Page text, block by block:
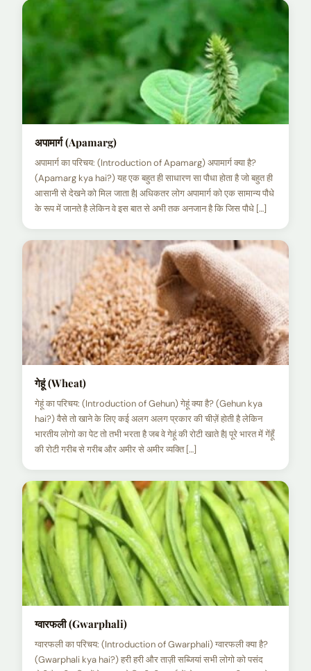
अपामार्ग (Apamarg)
अपामार्ग का परिचय: (Introduction of Apamarg) अपामार्ग क्या है?
(Apamarg kya hai?) यह एक बहुत ही साधारण सा पौधा होता है जो बहुत ही
आसानी से देखने को मिल जाता है| अधिकतर लोग अपामार्ग को एक सामान्य पौधे
के रूप में जानते है लेकिन वे इस बात से अभी तक अनजान है कि जिस पौधे […]
गेहूं (Wheat)
गेहूं का परिचय: (Introduction of Gehun) गेहूं क्या है? (Gehun kya
hai?) वैसे तो खाने के लिए कई अलग अलग प्रकार की चीज़ें होती है लेकिन
भारतीय लोगो का पेट तो तभी भरता है जब वे गेहूं की रोटी खाते है| पूरे भारत में गेंहूँ
की रोटी गरीब से गरीब और अमीर से अमीर व्यक्ति […]
ग्वारफली (Gwarphali)
ग्वारफली का परिचय: (Introduction of Gwarphali) ग्वारफली क्या है?
(Gwarphali kya hai?) हरी हरी और ताज़ी सब्जियां सभी लोगो को पसंद